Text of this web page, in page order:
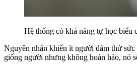
Hệ thống có khả năng tự học biểu
Nguyên nhân khiến ít người dám thử
giống người nhưng không hoàn hảo, nó